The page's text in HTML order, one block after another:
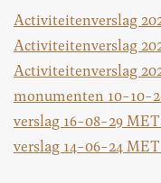
Activiteitenverslag
Activiteitenverslag
Activiteitenverslag
monumenten 10-10-
verslag 16-08-29
verslag 14-06-24